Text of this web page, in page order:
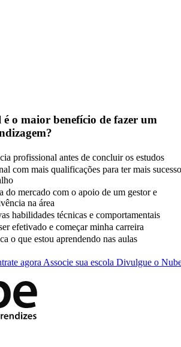
o maior benefício de fazer um
profissional antes de concluir os estudos
com mais qualificações para ter mais sucesso
do mercado com o apoio de um gestor e
na área
habilidades técnicas e comportamentais
efetivado e começar minha carreira
o que estou aprendendo nas aulas
agora Associe sua escola Divulgue o